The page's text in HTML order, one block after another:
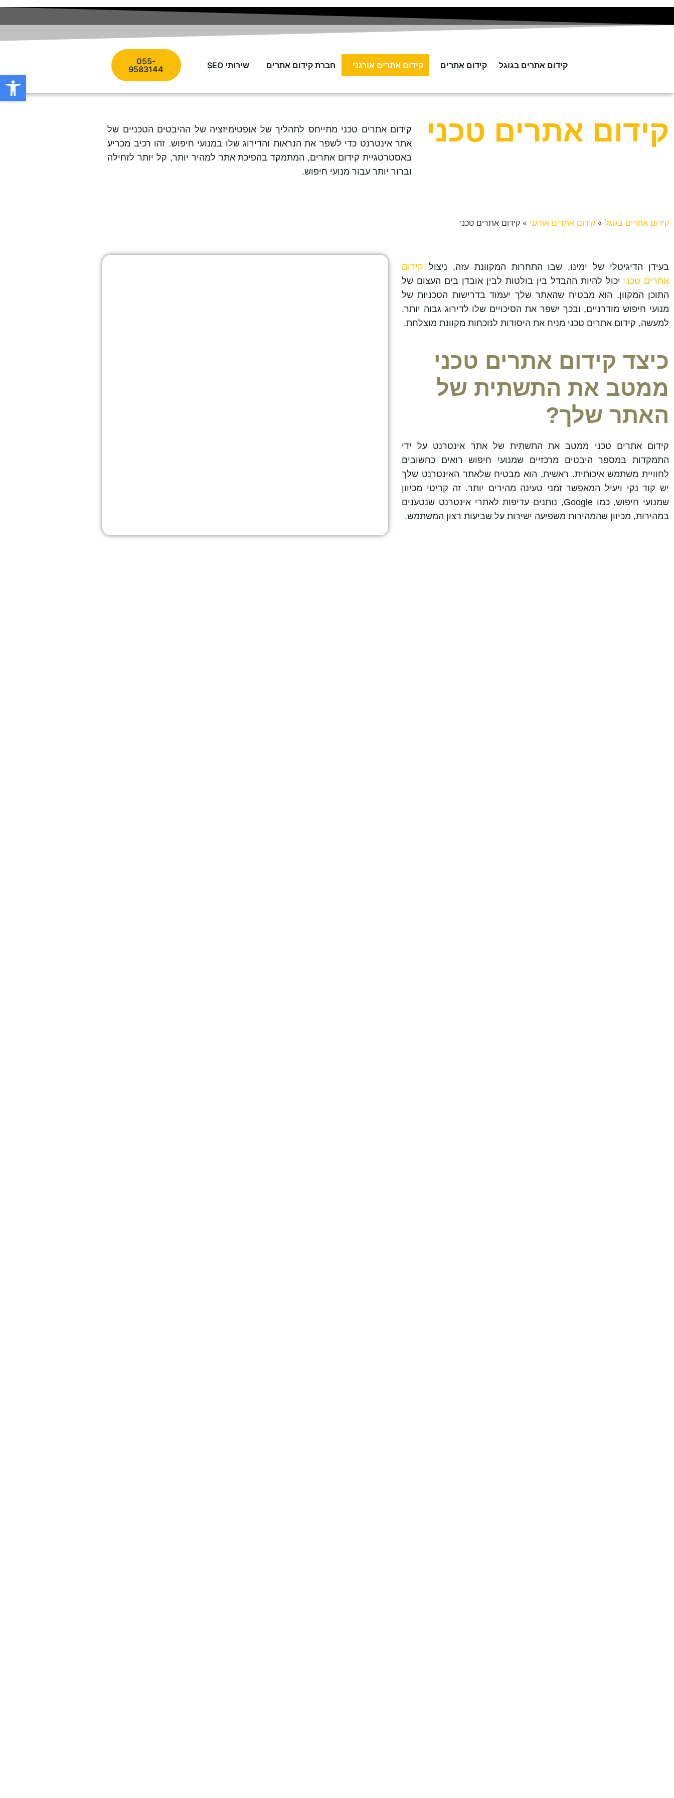
קידום אתרים בגוגל קידום אתרים קידום אתרים אורגני חברת קידום אתרים שירותי SEO
055-
9583144
קידום אתרים טכני קידום אתרים טכני מתייחס לתהליך של אופטימיזציה של ההיבטים הטכניים של
אתר אינטרנט כדי לשפר את הנראות והדירוג שלו במנועי חיפוש. זהו רכיב מכריע
באסטרטגיית קידום אתרים, המתמקד בהפיכת אתר למהיר יותר, קל יותר לזחילה
וברור יותר עבור מנועי חיפוש.
קידום אתרים בגוגל » קידום אתרים אורגני » קידום אתרים טכני
בעידן הדיגיטלי של ימינו, שבו התחרות המקוונת עזה, ניצול קידום
אתרים טכני יכול להיות ההבדל בין בולטות לבין אובדן בים העצום של
התוכן המקוון. הוא מבטיח שהאתר שלך יעמוד בדרישות הטכניות של
מנועי חיפוש מודרניים, ובכך ישפר את הסיכויים שלו לדירוג גבוה יותר.
למעשה, קידום אתרים טכני מניח את היסודות לנוכחות מקוונת מוצלחת.
כיצד קידום אתרים טכני
ממטב את התשתית של
האתר שלך?
קידום אתרים טכני ממטבאת התשתית של אתר אינטרנט על ידי
התמקדות במספר היבטים מרכזיים שמנועי חיפוש רואים כחשובים
לחוויית משתמש איכותית. ראשית, הוא מבטיח שלאתר האינטרנט שלך
יש קוד נקי ויעיל המאפשר זמני טעינה מהירים יותר. זה קריטי מכיוון
שמנועי חיפוש, כמוGoogle, נותנים עדיפות לאתרי אינטרנט שנטענים
במהירות, מכיוון שהמהירות משפיעה ישירות על שביעות רצון המשתמש.
פתח